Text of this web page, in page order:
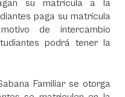
su matrícula a la
paga su matrícula
de intercambio
podrá tener la
Familiar se otorga